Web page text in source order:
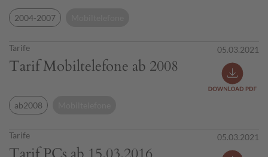
2004-2007
Tarife
Tarif Mobiltelefone ab 2008
05.03.2021
ab2008
Tarife 05.03.2021